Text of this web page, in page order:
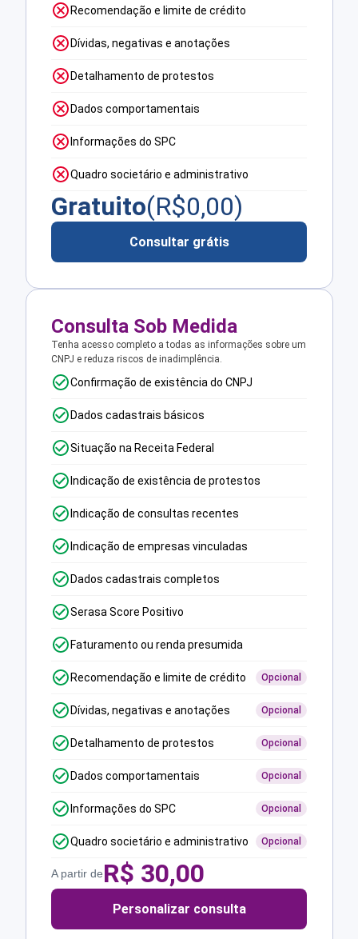
Recomendação e limite de crédito
Dívidas, negativas e anotações
Detalhamento de protestos
Dados comportamentais
Informações do SPC
Quadro societário e administrativo
Gratuito(R$0,00)
Consultar grátis
Consulta Sob Medida
Tenha acesso completo a todas as informações sobre um
CNPJ e reduza riscos de inadimplência.
Confirmação de existência do CNPJ
Dados cadastrais básicos
Situação na Receita Federal
Indicação de existência de protestos
Indicação de consultas recentes
Indicação de empresas vinculadas
Dados cadastrais completos
Serasa Score Positivo
Faturamento ou renda presumida
Recomendação e limite de crédito Opcional
Dívidas, negativas e anotações Opcional
Detalhamento de protestos Opcional
Dados comportamentais Opcional
Informações do SPC Opcional
Quadro societário e administrativo Opcional
A partir deR$ 30,00
Personalizar consulta